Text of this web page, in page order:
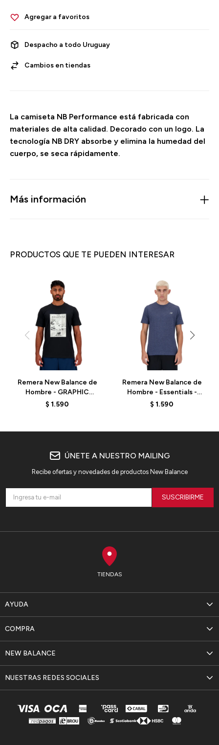
Despacho a todo Uruguay
Cambios en tiendas
La camiseta NB Performance está fabricada con
materiales de alta calidad. Decorado con un logo. La
tecnología NB DRY absorbe y elimina la humedad del
cuerpo, se seca rápidamente.
Más información
PRODUCTOS QUE TE PUEDEN INTERESAR
Remera New Balance de
Hombre - GRAPHIC
ARCHIVE - MT41595BK -
$ 1.590
Remera New Balance de
Hombre - Essentials -
MT41070NNH - BLUE
$ 1.590
TIENDAS
AYUDA
NEW BALANCE
COMPRA
NUESTRAS REDES SOCIALES
ÚNETE A NUESTRO MAILING
Recibe ofertas y novedades de productos New Balance
SUSCRIBIRME